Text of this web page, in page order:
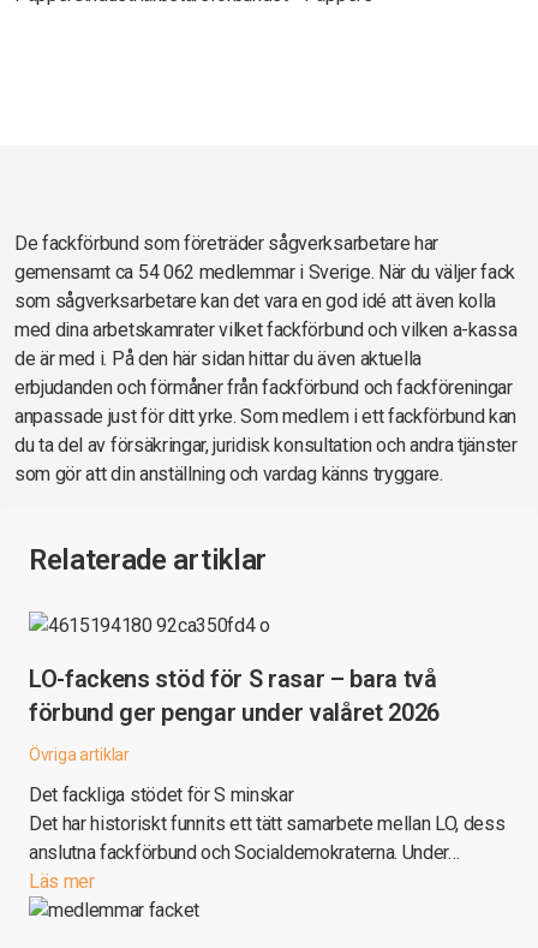
De fackförbund som företräder sågverksarbetare har
gemensamt ca 54 062 medlemmar i Sverige. När du väljer fack
som sågverksarbetare kan det vara en god idé att även kolla
med dina arbetskamrater vilket fackförbund och vilken a-kassa
de är med i. På den här sidan hittar du även aktuella
erbjudanden och förmåner från fackförbund och fackföreningar
anpassade just för ditt yrke. Som medlem i ett fackförbund kan
du ta del av försäkringar, juridisk konsultation och andra tjänster
som gör att din anställning och vardag känns tryggare.
Relaterade artiklar
LO-fackens stöd för S rasar – bara två
förbund ger pengar under valåret 2026
Övriga artiklar
Det fackliga stödet för S minskar
Det har historiskt funnits ett tätt samarbete mellan LO, dess
anslutna fackförbund och Socialdemokraterna. Under…
Läs mer